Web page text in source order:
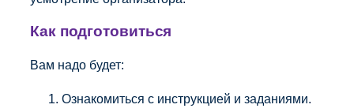
Как подготовиться
Вам надо будет:
Ознакомиться с инструкцией и заданиями.